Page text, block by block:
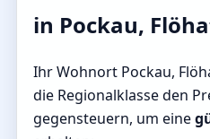
in Pockau,
Ihr Wohnort Pockau,
die Regionalklasse den
gegensteuern, um eine